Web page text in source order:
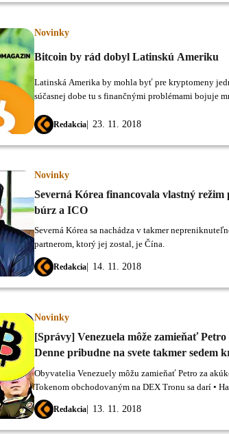
Novinky
Bitcoin by rád dobyl Latinskú Ameriku
Redakcia 23. 11. 2018
Latinská Amerika by mohla byť pre kryptomeny
súčasnej dobe tu s finančnými problémami bojuje
Novinky
Severná Kórea financovala vlastný režim
búrz a ICO
Redakcia 14. 11. 2018
Severná Kórea sa nachádza v takmer
partnerom, ktorý jej zostal, je Čína.
Novinky
[Správy] Venezuela môže zamieňať
Denne pribudne na svete takmer sedem
Redakcia 13. 11. 2018
Obyvatelia Venezuely môžu zamieňať Petro za
Tokenom obchodovaným na DEX Tronu sa darí •
maloobchodný reťazec Target • Denne pribudne na
kryptobankomatov • SEC žaluje kryptoburzu
Venezuely môžu zamieňať Petro za akúkoľvek